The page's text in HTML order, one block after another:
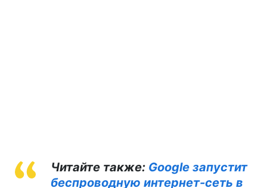
Читайте также: Google запустит
беспроводную интернет-сеть в